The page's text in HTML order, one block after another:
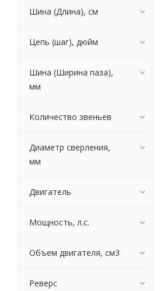
Шина (Длина), см
Цепь (шаг), дюйм
Шина (Ширина паза),
мм
Количество звеньев
Диаметр сверления,
мм
Двигатель
Мощность, л.с.
Объем двигателя, см3
Реверс